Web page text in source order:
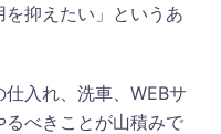
抑えたい」というあ
入れ、洗車、WEBサ
べきことが山積みで